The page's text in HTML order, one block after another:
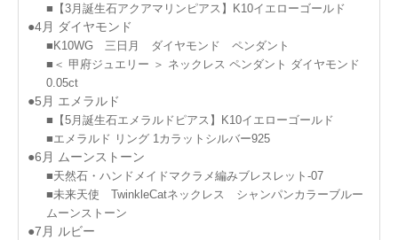
■【3月誕生石アクアマリンピアス】K10イエローゴールド
●4月 ダイヤモンド
■K10WG 三日月 ダイヤモンド ペンダント
■＜ 甲府ジュエリー ＞ ネックレス ペンダント ダイヤモンド
0.05ct
●5月 エメラルド
■【5月誕生石エメラルドピアス】K10イエローゴールド
■エメラルド リング 1カラットシルバー925
●6月 ムーンストーン
■天然石・ハンドメイドマクラメ編みブレスレット-07
■未来天使 TwinkleCatネックレス シャンパンカラーブルー
ムーンストーン
●7月 ルビー